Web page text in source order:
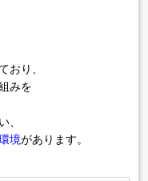
おり、
みを
、
境があります。